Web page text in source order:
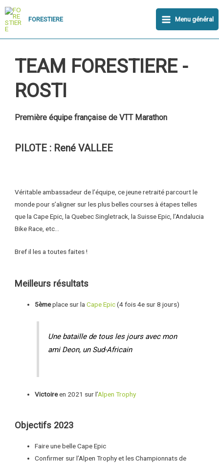
Aller
contenu
FORESTIERE
Main
Menu
Menu général
TEAM FORESTIERE -
ROSTI
Première équipe française de VTT Marathon
PILOTE : René VALLEE
Véritable ambassadeur de l’équipe, ce jeune retraité parcourt le
monde pour s’aligner sur les plus belles courses à étapes telles
que la Cape Epic, la Quebec Singletrack, la Suisse Epic, l’Andalucia
Bike Race, etc…
Bref il les a toutes faites !
Meilleurs résultats
5èmeplace sur laCape Epic(4 fois 4e sur 8 jours)
Une bataille de tous les jours avec mon
ami Deon, un Sud-Africain
Victoireen 2021 sur l’Alpen Trophy
Objectifs 2023
Faire une belle Cape Epic
Confirmer sur l’Alpen Trophy et les Championnats de